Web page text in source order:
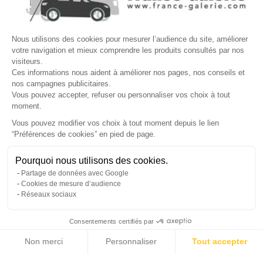
Nous utilisons des cookies pour mesurer l’audience du site, améliorer
votre navigation et mieux comprendre les produits consultés par nos
visiteurs.
Ces informations nous aident à améliorer nos pages, nos conseils et
nos campagnes publicitaires.
Vous pouvez accepter, refuser ou personnaliser vos choix à tout
moment.
Vous pouvez modifier vos choix à tout moment depuis le lien
“Préférences de cookies” en pied de page.
Pourquoi nous utilisons des cookies.
Partage de données avec Google
Cookies de mesure d’audience
Réseaux sociaux
Consentements certifiés par
Non merci Personnaliser Tout accepter
Gérer mes cookies
Site protégé par reCAPTCHA.
LETTRE D'INFORMATIONS
© Copyright 2026 France Galerie. Tous droits reservés.
Cliquez-ici pour modifier vos préférences en matière de cookies
💬Besoin d'aide ?
Une question ? Nous sommes là pour vous accompagner
Non, merci